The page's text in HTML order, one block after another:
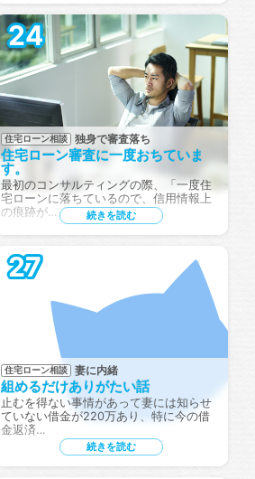
24
住宅ローン相談 独身で審査落ち
住宅ローン審査に一度おちていま
す。
最初のコンサルティングの際、「一度住
宅ローンに落ちているので、信用情報上
の痕跡が…
続きを読む
27
住宅ローン相談 妻に内緒
組めるだけありがたい話
止むを得ない事情があって妻には知らせ
ていない借金が220万あり、特に今の借
金返済…
続きを読む